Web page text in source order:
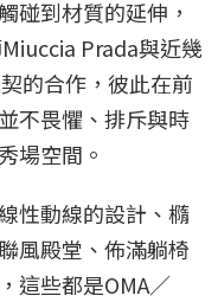
碰到材質的延伸，
Prada與近幾
的合作，彼此在前
不畏懼、排斥與時
場空間。
性動線的設計、橢
風殿堂、佈滿躺椅
這些都是OMA／